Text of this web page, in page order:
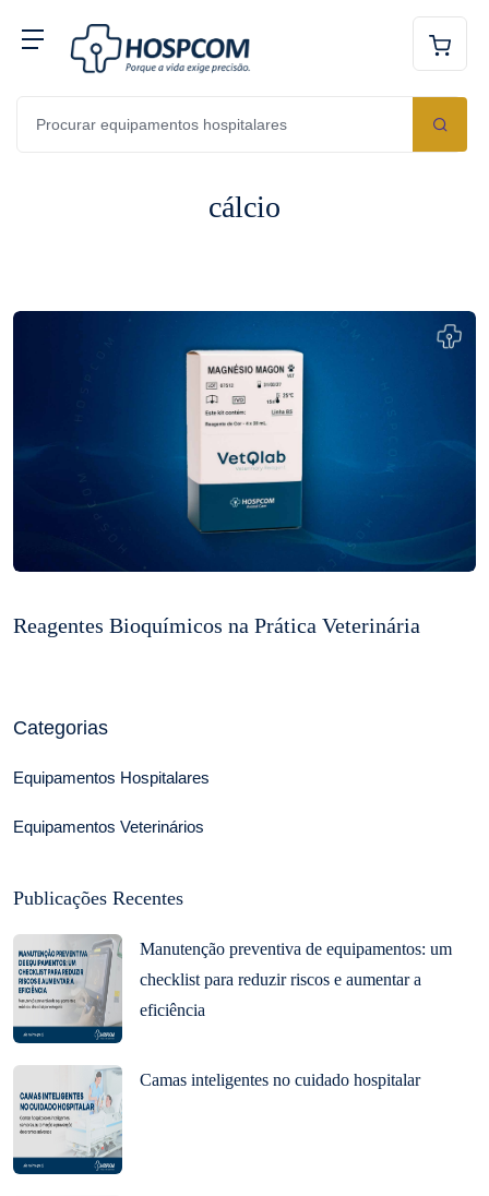
cálcio
Reagentes Bioquímicos na Prática Veterinária
Categorias
Equipamentos Hospitalares
Equipamentos Veterinários
Publicações Recentes
Manutenção preventiva de equipamentos: um
checklist para reduzir riscos e aumentar a
eficiência
Camas inteligentes no cuidado hospitalar